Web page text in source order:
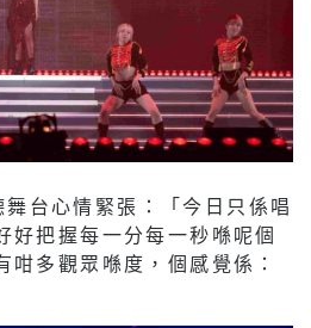
台心情緊張：「今日只係唱
好把握每一分每一秒喺呢個
咁多觀眾喺度，個感覺係：